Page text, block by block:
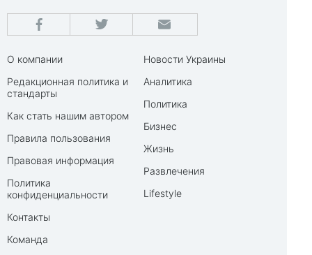
О компании
Редакционная политика и
стандарты
Как стать нашим автором
Правила пользования
Правовая информация
Политика
конфиденциальности
Контакты
Команда
Новости Украины
Аналитика
Политика
Бизнес
Жизнь
Развлечения
Lifestyle